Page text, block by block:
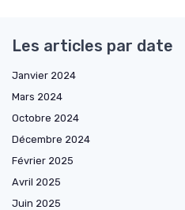
Les articles par date
Janvier 2024
Mars 2024
Octobre 2024
Décembre 2024
Février 2025
Avril 2025
Juin 2025